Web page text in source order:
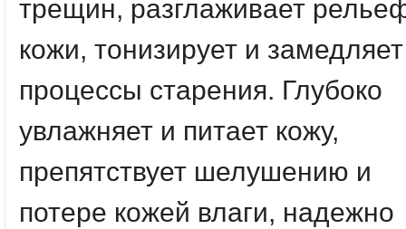
трещин, разглаживает
кожи, тонизирует и замедляет
процессы старения. Глубоко
увлажняет и питает кожу,
препятствует шелушению и
потере кожей влаги, надежно